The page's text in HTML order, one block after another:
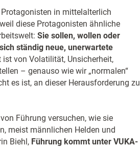
in mittelalterlich
diese Protagonisten ähnliche
Sie sollen, wollen oder
ständig neue, unerwartete
ist von Volatilität, Unsicherheit,
– genauso wie wir „normalen“
es ist, an dieser Herausforderung zu
Führung versuchen, wie sie
meist männlichen Helden und
Biehl, Führung kommt unter VUKA-